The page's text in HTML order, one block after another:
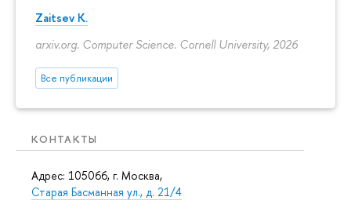
Zaitsev K.
arxiv.org. Computer Science. Cornell University, 2026
Все публикации
КОНТАКТЫ
Адрес: 105066, г. Москва,
Старая Басманная ул., д. 21/4